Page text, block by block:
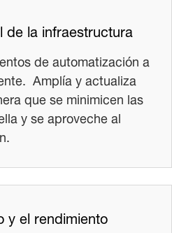
de la infraestructura
de automatización a
Amplía y actualiza
que se minimicen las
y se aproveche al
y el rendimiento